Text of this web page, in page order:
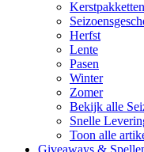
Kerstpakketten
Herfst
Lente
Pasen
Winter
Zomer
Bekijk alle
Snelle
Toon alle
Giveaways &